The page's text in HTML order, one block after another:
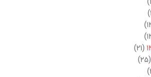
(۲۱)
(۲۵)